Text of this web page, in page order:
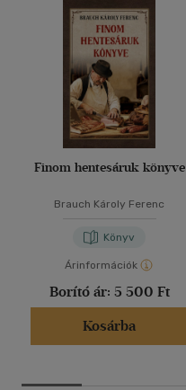
Finom hentesáruk könyve
Brauch Károly Ferenc
Könyv
Árinformációk
Borító ár: 5 500 Ft
Kosárba